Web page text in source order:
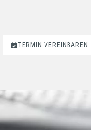
TERMIN VEREINBAREN